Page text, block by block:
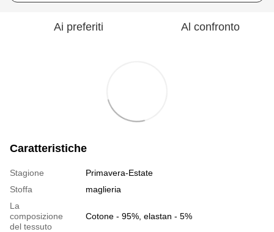
Ai preferiti Al confronto
Caratteristiche
Stagione
Primavera-Estate
Stoffa
maglieria
La
composizione
del tessuto
Cotone - 95%, elastan - 5%